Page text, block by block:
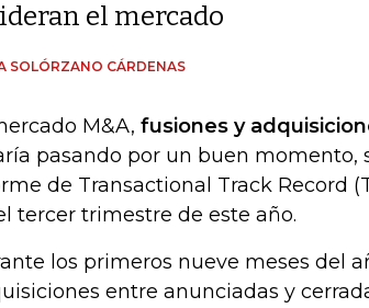
el mercado
SOLÓRZANO CÁRDENAS
M&A, fusiones y
pasando por un buen momento,
de Transactional Track Record
tercer trimestre de este año.
los primeros nueve meses del
entre anunciadas y